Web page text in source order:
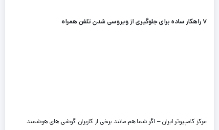
۷ راهکار ساده برای جلوگیری از ویروسی شدن تلفن همراه
مرکز کامپیوتر ایران – اگر شما هم مانند برخی از کاربران گوشی های هوشمند